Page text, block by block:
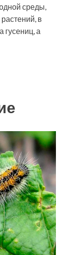
среды,
в
гусениц, а